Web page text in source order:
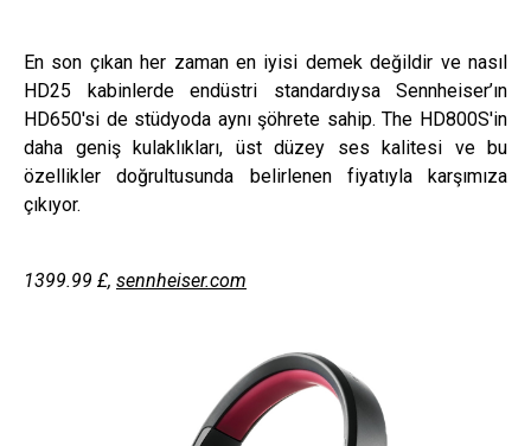
En son çıkan her zaman en iyisi demek değildir ve nasıl
HD25 kabinlerde endüstri standardıysa Sennheiser’ın
HD650'si de stüdyoda aynı şöhrete sahip. The HD800S'in
daha geniş kulaklıkları, üst düzey ses kalitesi ve bu
özellikler doğrultusunda belirlenen fiyatıyla karşımıza
çıkıyor.
1399.99 £, sennheiser.com